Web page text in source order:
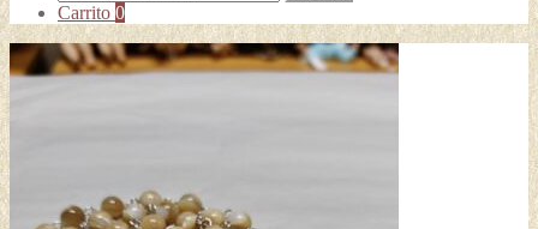
por:
Carrito 0